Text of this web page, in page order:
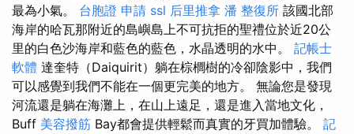
最為小氣。 台胞證 申請 ssl 后里推拿 潘 整復所 該國北部
海岸的哈瓦那附近的島嶼島上不可抗拒的聖禮位於近20公
里的白色沙海岸和藍色的藍色，水晶透明的水中。 記帳士
軟體 達奎特（Daiquirit）躺在棕櫚樹的冷卻陰影中，我們
可以感覺到我們不能在一個更完美的地方。 無論您是發現
河流還是躺在海灘上，在山上遠足，還是進入當地文化，
Buff 美容撥筋 Bay都會提供輕鬆而真實的牙買加體驗。 記